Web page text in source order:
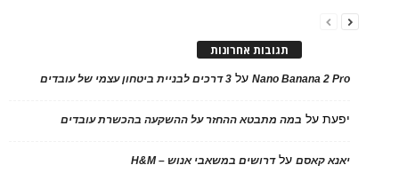
תגובות אחרונות
Nano Banana 2 Proעל 3 דרכים לבניית ביטחון עצמי של עובדים
יפעתעל במה מתבטא ההחזר על ההשקעה בהכשרת עובדים
יאנא קאסםעלדרושים במשאבי אנוש – H&M